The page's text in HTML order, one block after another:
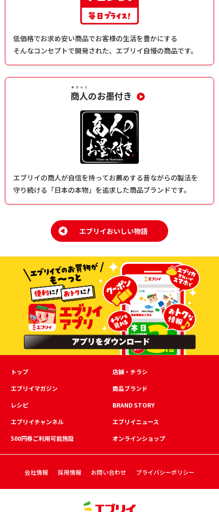
低価格でお求め安い商品でお客様の生活を豊かにする
そんなコンセプトで開発された、エブリイ自慢の商品です。
商人
あきんど
のお墨付き
エブリイの商人が自信を持ってお薦めする昔ながらの製法を
守り続ける「日本の本物」を追求した商品ブランドです。
トップ
店舗・チラシ
エブリイマガジン
商品ブランド
レシピ
BRAND STORY
エブリイチャンネル
エブリイニュース
500円券ご利用可能施設
オンラインショップ
会社情報 採用情報 お問い合わせ プライバシーポリシー